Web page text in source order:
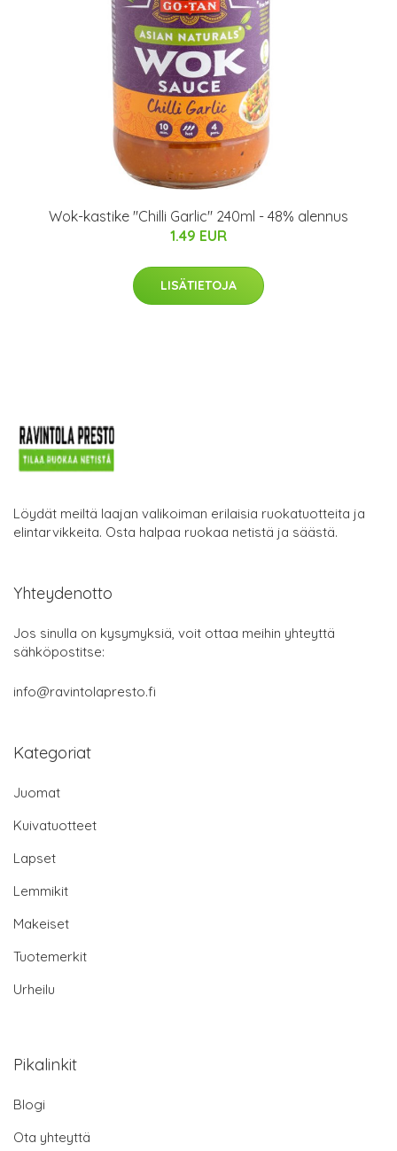
Wok-kastike "Chilli Garlic" 240ml - 48% alennus
1.49 EUR
LISÄTIETOJA
Löydät meiltä laajan valikoiman erilaisia ruokatuotteita ja
elintarvikkeita. Osta halpaa ruokaa netistä ja säästä.
Yhteydenotto
Jos sinulla on kysymyksiä, voit ottaa meihin yhteyttä
sähköpostitse:
info@ravintolapresto.fi
Kategoriat
Juomat
Kuivatuotteet
Lapset
Lemmikit
Makeiset
Tuotemerkit
Urheilu
Pikalinkit
Blogi
Ota yhteyttä